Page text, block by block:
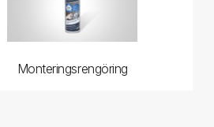
Monteringsrengöring